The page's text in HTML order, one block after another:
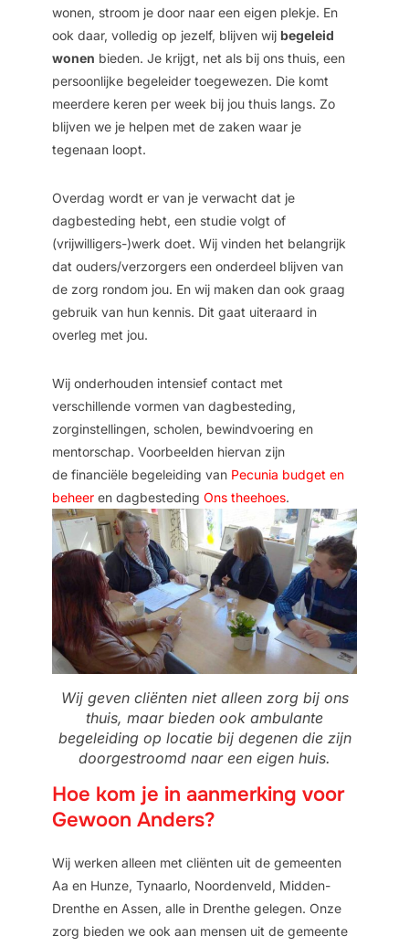
wonen, stroom je door naar een eigen plekje. En
ook daar, volledig op jezelf, blijven wij begeleid
wonen bieden. Je krijgt, net als bij ons thuis, een
persoonlijke begeleider toegewezen. Die komt
meerdere keren per week bij jou thuis langs. Zo
blijven we je helpen met de zaken waar je
tegenaan loopt.
Overdag wordt er van je verwacht dat je
dagbesteding hebt, een studie volgt of
(vrijwilligers-)werk doet. Wij vinden het belangrijk
dat ouders/verzorgers een onderdeel blijven van
de zorg rondom jou. En wij maken dan ook graag
gebruik van hun kennis. Dit gaat uiteraard in
overleg met jou.
Wij onderhouden intensief contact met
verschillende vormen van dagbesteding,
zorginstellingen, scholen, bewindvoering en
mentorschap. Voorbeelden hiervan zijn
de financiële begeleiding van Pecunia budget en
beheerendagbesteding Ons theehoes.
Wij geven cliënten niet alleen zorg bij ons
thuis, maar bieden ook ambulante
begeleiding op locatie bij degenen die zijn
doorgestroomd naar een eigen huis.
Hoe kom je in aanmerking voor
Gewoon Anders?
Wij werken alleen met cliënten uit de gemeenten
Aa en Hunze, Tynaarlo, Noordenveld, Midden-
Drenthe en Assen, alle in Drenthe gelegen. Onze
zorg bieden we ook aan mensen uit de gemeente